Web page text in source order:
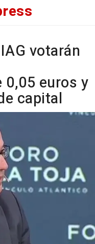
votarán
euros y
capital